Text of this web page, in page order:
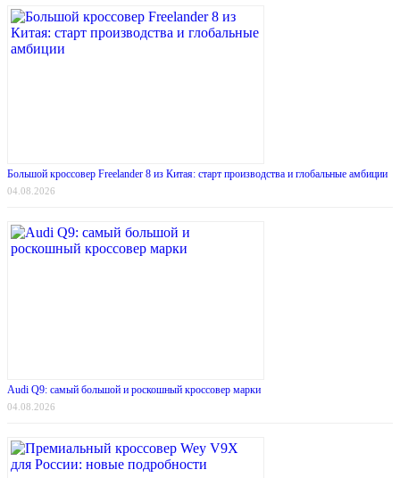
Большой кроссовер Freelander 8 из Китая: старт производства и глобальные амбиции
04.08.2026
Audi Q9: самый большой и роскошный кроссовер марки
04.08.2026